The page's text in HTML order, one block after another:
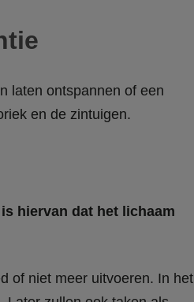
laten ontspannen of een
en de zintuigen.
hiervan dat het lichaam
of niet meer uitvoeren. In het